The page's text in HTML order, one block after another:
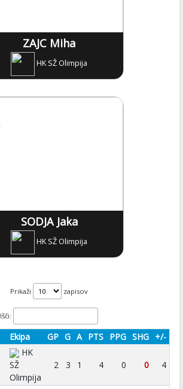
ZAJC Miha
HK SŽ Olimpija
SODJA Jaka
HK SŽ Olimpija
Prikaži zapisov
Išči:
Ekipa GP G A PTS PPG SHG +/-
HK
SŽ
Olimpija
2 3 1 4 0 0 4